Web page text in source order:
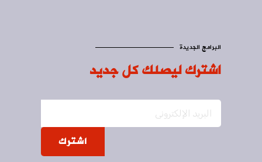
البرامج الجديدة
اشترك ليصلك كل جديد
اشترك